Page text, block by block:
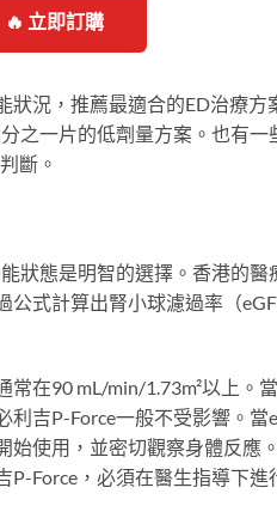
🔥 立即訂購
況，推薦最適合的ED治療方
之一片的低劑量方案。也有
斷。
狀態是明智的選擇。香港的
式計算出腎小球濾過率（
在90 mL/min/1.73m²以上。
吉P-Force一般不受影響。當
使用，並密切觀察身體反應
Force，必須在醫生指導下進